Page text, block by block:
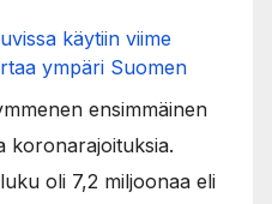
käytiin viime
ympäri Suomen
ensimmäinen
koronarajoituksia.
oli 7,2 miljoonaa eli